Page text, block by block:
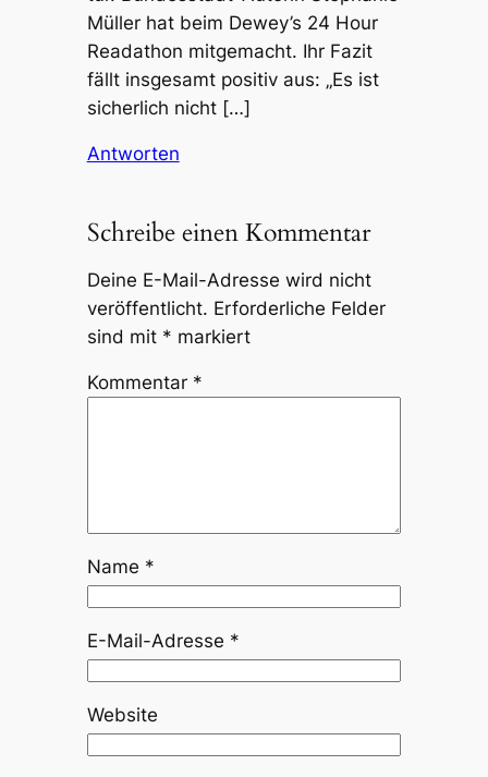
Mül­ler hat beim Dewey’s 24 Hour
Re­a­da­thon mit­ge­macht. Ihr Fa­zit
fällt ins­ge­samt po­si­tiv aus: „Es ist
si­cher­lich nicht […]
Antworten
Schreibe einen Kommentar
Deine E-Mail-Adresse wird nicht
veröffentlicht. Erforderliche Felder
sind mit * markiert
Kommentar *
Name *
E-Mail-Adresse *
Website